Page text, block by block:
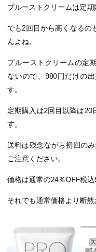
プルーストクリームは定期
でも2回目から高くなるの
んよね。
プルーストクリームの定
ないので、980円だけの
す。
定期購入は2回目以降は20
す。
送料は残念ながら初回の
ご注意ください。
価格は通常の24％OFF税込
それでも通常価格より断然